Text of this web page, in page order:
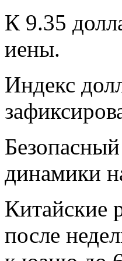
К 9.35
иены.
Индекс
динамики
Китайские
после